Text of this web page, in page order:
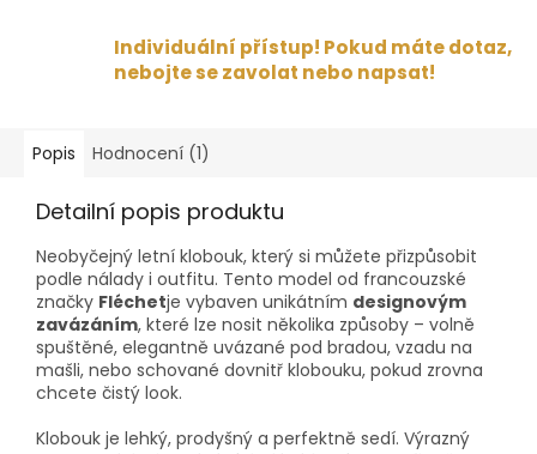
Individuální přístup! Pokud máte dotaz,
nebojte se zavolat nebo napsat!
Popis Hodnocení (1)
Detailní popis produktu
Neobyčejný letní klobouk, který si můžete přizpůsobit
podle nálady i outfitu. Tento model od francouzské
značky Fléchetje vybaven unikátním designovým
zavázáním, které lze nosit několika způsoby – volně
spuštěné, elegantně uvázané pod bradou, vzadu na
mašli, nebo schované dovnitř klobouku, pokud zrovna
chcete čistý look.
Klobouk je lehký, prodyšný a perfektně sedí. Výrazný